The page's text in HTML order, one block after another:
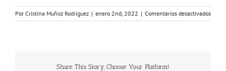
Por Cristina Muñoz Rodríguez | enero 2nd, 2022 | Comentarios desactivadosen
Share This Story, Choose Your Platform!